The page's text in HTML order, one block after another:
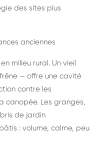
des sites plus
anciennes
milieu rural. Un vieil
— offre une cavité
contre les
canopée. Les granges,
de jardin
: volume, calme, peu